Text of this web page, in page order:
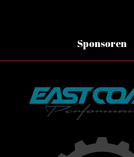
Sponsoren